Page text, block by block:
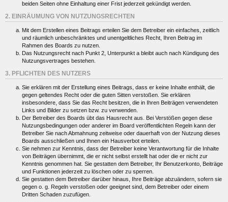
beiden Seiten ohne Einhaltung einer Frist jederzeit gekündigt werden.
2. EINRÄUMUNG VON NUTZUNGSRECHTEN
Mit dem Erstellen eines Beitrags erteilen Sie dem Betreiber ein einfaches, zeitlich
und räumlich unbeschränktes und unentgeltliches Recht, Ihren Beitrag im
Rahmen des Boards zu nutzen.
Das Nutzungsrecht nach Punkt 2, Unterpunkt a bleibt auch nach Kündigung des
Nutzungsvertrages bestehen.
3. PFLICHTEN DES NUTZERS
Sie erklären mit der Erstellung eines Beitrags, dass er keine Inhalte enthält, die
gegen geltendes Recht oder die guten Sitten verstoßen. Sie erklären
insbesondere, dass Sie das Recht besitzen, die in Ihren Beiträgen verwendeten
Links und Bilder zu setzen bzw. zu verwenden.
Der Betreiber des Boards übt das Hausrecht aus. Bei Verstößen gegen diese
Nutzungsbedingungen oder anderer im Board veröffentlichten Regeln kann der
Betreiber Sie nach Abmahnung zeitweise oder dauerhaft von der Nutzung dieses
Boards ausschließen und Ihnen ein Hausverbot erteilen.
Sie nehmen zur Kenntnis, dass der Betreiber keine Verantwortung für die Inhalte
von Beiträgen übernimmt, die er nicht selbst erstellt hat oder die er nicht zur
Kenntnis genommen hat. Sie gestatten dem Betreiber, Ihr Benutzerkonto, Beiträge
und Funktionen jederzeit zu löschen oder zu sperren.
Sie gestatten dem Betreiber darüber hinaus, Ihre Beiträge abzuändern, sofern sie
gegen o. g. Regeln verstoßen oder geeignet sind, dem Betreiber oder einem
Dritten Schaden zuzufügen.